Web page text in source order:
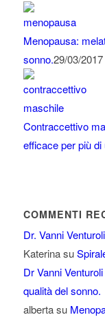
Menopausa:
sonno.29/03/
Contraccettivo
efficace per più di
COMMENTI
Dr. Vanni Venturoli
Katerinasu
Dr Vanni Venturoli
qualità del sonno.
albertasu